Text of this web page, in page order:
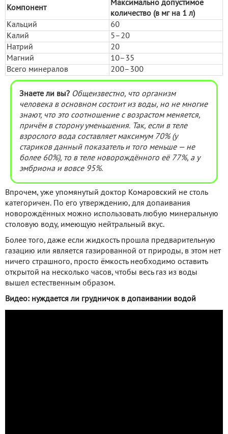
Компонент
Максимально допустимое
количество (в мг на 1 л)
Кальций
60
Калий
5–20
Натрий
20
Магний
10–35
Всего минералов
200–300
Знаете ли вы? Общеизвестно, что организм
человека в основном состоит из воды, но не многие
знают, что это соотношение с возрастом меняется,
причём в сторону уменьшения. Так, если в теле
взрослого вода составляет максимум 70% (у
стариков данный показатель и того меньше — не
более 60%), то в теле новорождённого её 77%, а у
эмбриона и вовсе 95%.
Впрочем, уже упомянутый доктор Комаровский не столь
категоричен. По его утверждению, для допаивания
новорождённых можно использовать любую минеральную
столовую воду, имеющую нейтральный вкус.
Более того, даже если жидкость прошла предварительную
газацию или является газированной от природы, в этом нет
ничего страшного, просто ёмкость необходимо оставить
открытой на несколько часов, чтобы весь газ из воды
вышел естественным образом.
Видео: нуждается ли грудничок в допаивании водой